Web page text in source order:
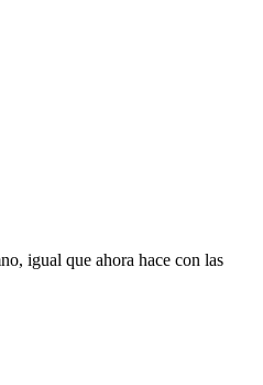
igual que ahora hace con las